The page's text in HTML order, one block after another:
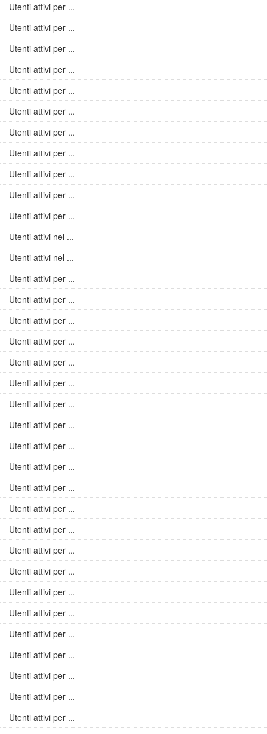
Utenti attivi per ...
Utenti attivi per ...
Utenti attivi per ...
Utenti attivi per ...
Utenti attivi per ...
Utenti attivi per ...
Utenti attivi per ...
Utenti attivi per ...
Utenti attivi per ...
Utenti attivi per ...
Utenti attivi per ...
Utenti attivi nel ...
Utenti attivi nel ...
Utenti attivi per ...
Utenti attivi per ...
Utenti attivi per ...
Utenti attivi per ...
Utenti attivi per ...
Utenti attivi per ...
Utenti attivi per ...
Utenti attivi per ...
Utenti attivi per ...
Utenti attivi per ...
Utenti attivi per ...
Utenti attivi per ...
Utenti attivi per ...
Utenti attivi per ...
Utenti attivi per ...
Utenti attivi per ...
Utenti attivi per ...
Utenti attivi per ...
Utenti attivi per ...
Utenti attivi per ...
Utenti attivi per ...
Utenti attivi per ...